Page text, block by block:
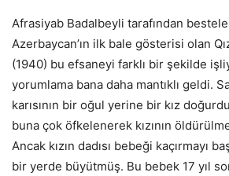
Afrasiyab Badalbeyli tarafından
Azerbaycan’ın ilk bale gösterisi olan
(1940) bu efsaneyi farklı bir şekilde
yorumlama bana daha mantıklı geldi.
karısının bir oğul yerine bir kız
buna çok öfkelenerek kızının
Ancak kızın dadısı bebeği kaçırmayı
bir yerde büyütmüş. Bu bebek 17 yıl